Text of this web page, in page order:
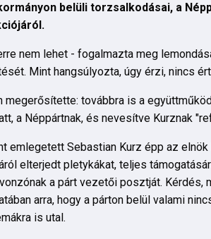
belüli torzsalkodásai, a
nem lehet - fogalmazta meg
Mint hangsúlyozta, úgy érzi, nincs
továbbra is a
a Néppártnak, és nevesítve Kurznak
emlegetett Sebastian Kurz épp az
elterjedt pletykákat, teljes
a párt vezetői posztját.
arra, hogy a párton belül valami
is utal.